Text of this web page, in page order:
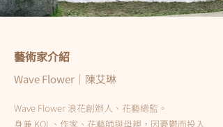
藝術家介紹
Wave Flower｜陳艾琳
Wave Flower 浪花創辦人、花藝總監。
身兼 KOL、作家、花藝師與母親，因憂鬱而投入